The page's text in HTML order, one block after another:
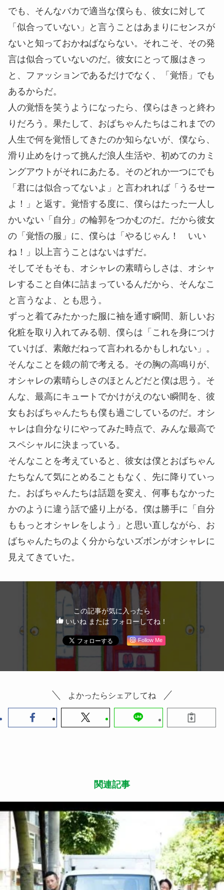
でも、そんなバカで適当な僕らも、彼女に対して
「似合っていない」と言うことはあまりにセンスが
ないと知っておかねばならない。それこそ、その発
言は似合っていないのだ。彼女にとって服はきっ
と、ファッションであるだけでなく、「覚悟」でも
あるからだ。
人の覚悟を笑うようになったら、僕らはきっと終わ
りだろう。果たして、おばちゃんたちはこれまでの
人生で何を覚悟してきたのか知らないが、僕なら、
滑り止めをけって挑んだ浪人生活や、初めてのカミ
ングアウトがそれにあたる。そのどれか一つにでも
「君には似合ってないよ」と言われれば「うるせー
よ！」と返す。覚悟する度に、僕らはたった一人し
かいない「自分」の輪郭をつかむのだ。だから彼女
の「覚悟の服」に、僕らは「やるじゃん！ いい
ね！」以上言うことはないはずだ。
そしてそもそも、オシャレの素晴らしさは、オシャ
レすること自体に詰まっているんだから、そんなこ
と言うなよ、とも思う。
ずっと着てみたかった服に袖を通す瞬間、新しいお
化粧を取り入れてみる朝、僕らは「これを身につけ
ていけば、素敵だねって言われるかもしれない」。
そんなことを鏡の前で考える。その胸の高鳴りが、
オシャレの素晴らしさのほとんどだと僕は思う。そ
んな、最高にキュートでかけがえのない瞬間を、彼
女もおばちゃんたちも僕も過ごしているのだ。オシ
ャレは自分なりにやってみた時点で、みんな最高で
スペシャルに決まっている。
そんなことを考えていると、彼女は僕とおばちゃん
たちなんて気にとめることもなく、先に降りていっ
た。おばちゃんたちは話題を変え、何事もなかった
かのように違う話で盛り上がる。僕は勝手に「自分
ももっとオシャレをしよう」と思い直しながら、お
ばちゃんたちのよく分からないズボンがオシャレに
見えてきていた。
この記事が気に入ったら
いいね または フォローしてね！
Follow Me
よかったらシェアしてね
関連記事